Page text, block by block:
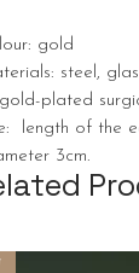
gold
steel,
plated
length of the
3cm.